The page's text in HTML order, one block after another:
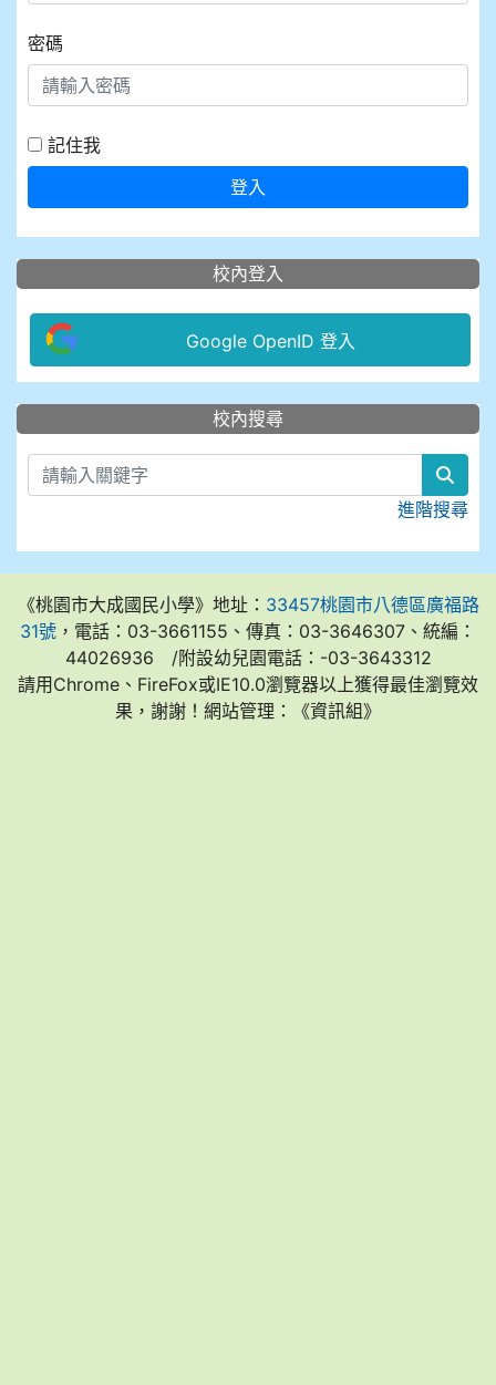
密碼
記住我
登入
校內登入
Google OpenID 登入
::: 校內搜尋
進階搜尋
《桃園市大成國民小學》地址： 33457桃園市八德區廣福路
31號 ，電話：03-3661155、傳真：03-3646307、統編：
44026936 /附設幼兒園電話：-03-3643312
請用Chrome、FireFox或IE10.0瀏覽器以上獲得最佳瀏覽效
果，謝謝！網站管理：《資訊組》